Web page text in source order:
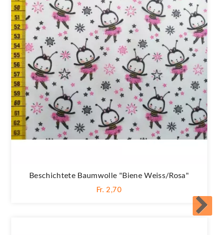
Beschichtete Baumwolle "Biene Weiss/rosa"
Fr. 2,70